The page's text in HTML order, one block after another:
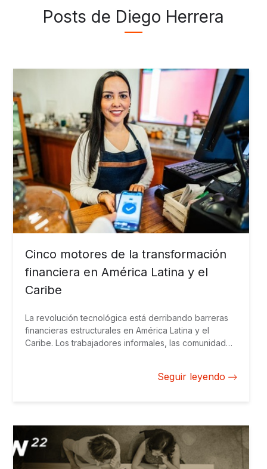
Posts de Diego Herrera
Cinco motores de la transformación
financiera en América Latina y el
Caribe
La revolución tecnológica está derribando barreras
financieras estructurales en América Latina y el
Caribe. Los trabajadores informales, las comunidades
transacciones instantáneas a bajo costo o nulo. Pero
Seguir leyendo